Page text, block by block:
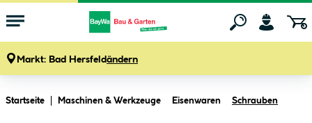
Markt: Bad Hersfeldändern
Startseite Maschinen & Werkzeuge Eisenwaren Schrauben